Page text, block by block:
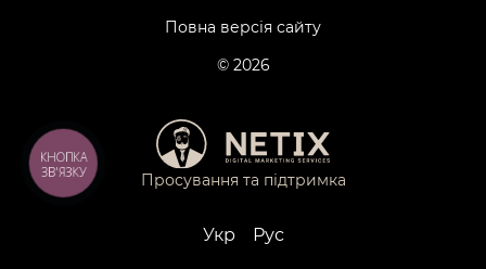
Повна версія сайту
© 2026
Просування та підтримка
Укр Рус
КНОПКА
ЗВ'ЯЗКУ